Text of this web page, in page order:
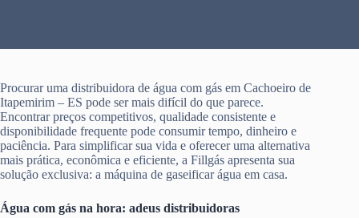
Procurar uma distribuidora de água com gás em Cachoeiro de
Itapemirim – ES pode ser mais difícil do que parece.
Encontrar preços competitivos, qualidade consistente e
disponibilidade frequente pode consumir tempo, dinheiro e
paciência. Para simplificar sua vida e oferecer uma alternativa
mais prática, econômica e eficiente, a Fillgás apresenta sua
solução exclusiva: a máquina de gaseificar água em casa.
Água com gás na hora: adeus distribuidoras